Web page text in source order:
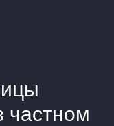
частном